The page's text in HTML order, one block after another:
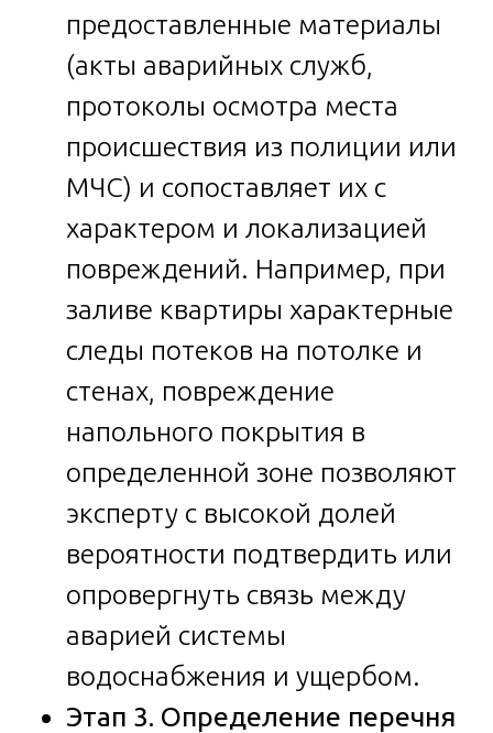
предоставленные материалы
(акты аварийных служб,
протоколы осмотра места
происшествия из полиции или
МЧС) и сопоставляет их с
характером и локализацией
повреждений. Например, при
заливе квартиры характерные
следы потеков на потолке и
стенах, повреждение
напольного покрытия в
определенной зоне позволяют
эксперту с высокой долей
вероятности подтвердить или
опровергнуть связь между
аварией системы
водоснабжения и ущербом.
Этап 3. Определение перечня